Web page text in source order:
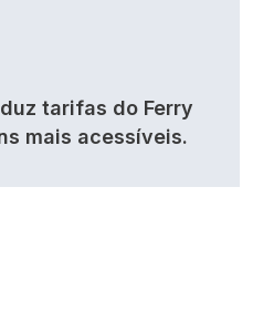
tarifas do Ferry
mais acessíveis.